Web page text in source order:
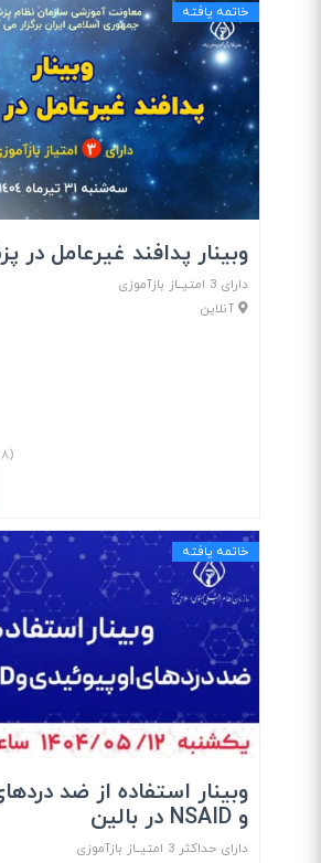
خاتمه یافته
وبینار پدافند غیرعامل در
دارای 3 امتیــاز بازآموزی
آنلاین
(۲۸)
خاتمه یافته
وبینار استفاده از ضد
و NSAID در بالین
دارای حداکثر 3 امتیــاز بازآموزی